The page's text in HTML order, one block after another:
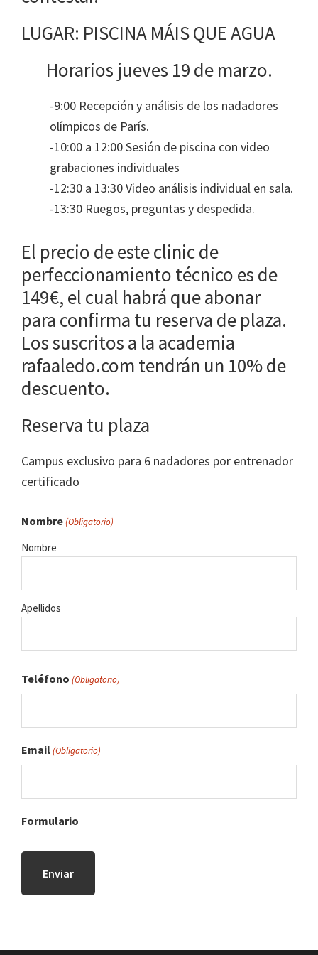
LUGAR: PISCINA MÁIS QUE AGUA
Horarios jueves 19 de marzo.
-9:00 Recepción y análisis de los nadadores
olímpicos de París.
-10:00 a 12:00 Sesión de piscina con video
grabaciones individuales
-12:30 a 13:30 Video análisis individual en sala.
-13:30 Ruegos, preguntas y despedida.
El precio de este clinic de
perfeccionamiento técnico es de
149€, el cual habrá que abonar
para confirma tu reserva de plaza.
Los suscritos a la academia
rafaaledo.com tendrán un 10% de
descuento.
Reserva tu plaza
Campus exclusivo para 6 nadadores por entrenador
certificado
Nombre(Obligatorio)
Nombre
Apellidos
Teléfono (Obligatorio)
Email(Obligatorio)
Formulario